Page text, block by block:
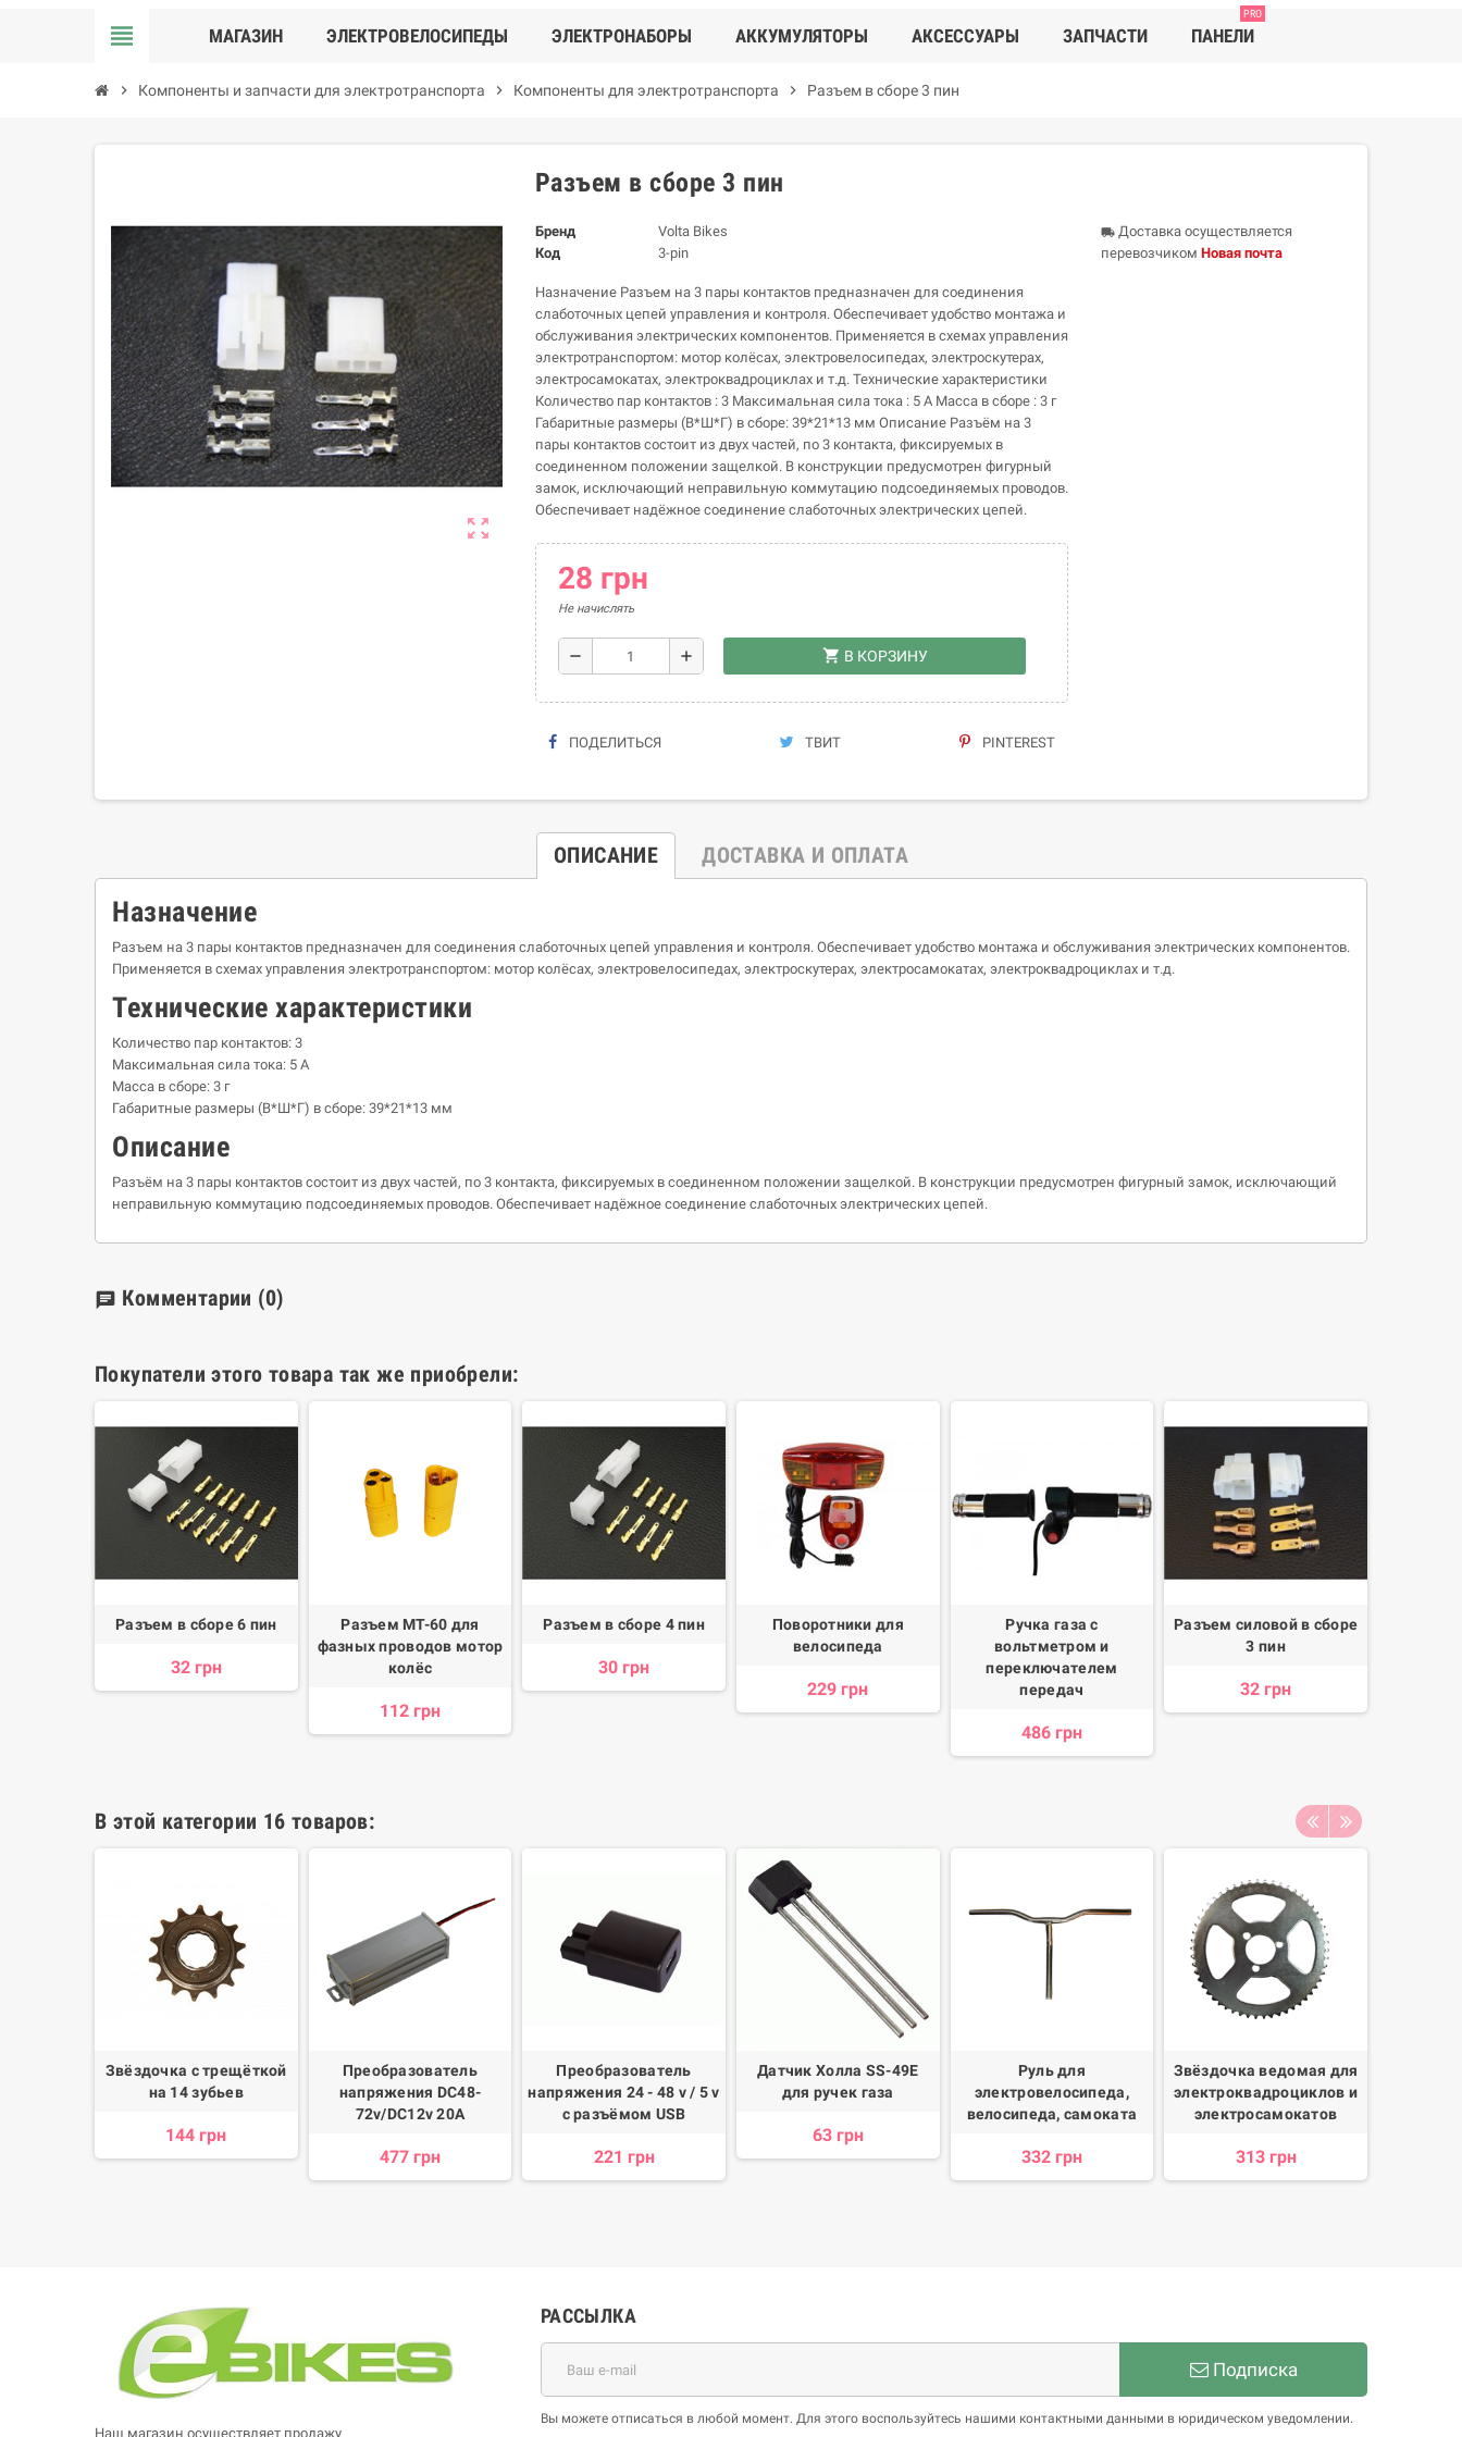
view_headline МАГАЗИН ЭЛЕКТРОВЕЛОСИПЕДЫ ЭЛЕКТРОНАБОРЫ АККУМУЛЯТОРЫ АКСЕССУАРЫ ЗАПЧАСТИ ПАНЕЛИ
PRO
chevron_right Компоненты и запчасти для электротранспорта chevron_right Компоненты для электротранспорта chevron_right Разъем в сборе 3 пин
zoom_out_map
Разъем в сборе 3 пин
Бренд
Volta Bikes
Код
3-pin
Назначение Разъем на 3 пары контактов предназначен для соединения
слаботочных цепей управления и контроля. Обеспечивает удобство монтажа и
обслуживания электрических компонентов. Применяется в схемах управления
электротранспортом: мотор колёсах, электровелосипедах, электроскутерах,
электросамокатах, электроквадроциклах и т.д. Технические характеристики
Количество пар контактов : 3 Максимальная сила тока : 5 А Масса в сборе : 3 г
Габаритные размеры (В*Ш*Г) в сборе: 39*21*13 мм Описание Разъём на 3
пары контактов состоит из двух частей, по 3 контакта, фиксируемых в
соединенном положении защелкой. В конструкции предусмотрен фигурный
замок, исключающий неправильную коммутацию подсоединяемых проводов.
Обеспечивает надёжное соединение слаботочных электрических цепей.
28 грн
Не начислять
remove add shopping_cart В КОРЗИНУ
ПОДЕЛИТЬСЯ ТВИТ PINTEREST
local_shippingДоставка осуществляется
перевозчиком Новая почта
ОПИСАНИЕ ДОСТАВКА И ОПЛАТА
Назначение
Разъем на 3 пары контактов предназначен для соединения слаботочных цепей управления и контроля. Обеспечивает удобство монтажа и обслуживания электрических компонентов.
Применяется в схемах управления электротранспортом: мотор колёсах, электровелосипедах, электроскутерах, электросамокатах, электроквадроциклах и т.д.
Технические характеристики
Количество пар контактов: 3
Максимальная сила тока: 5 А
Масса в сборе: 3 г
Габаритные размеры (В*Ш*Г) в сборе: 39*21*13 мм
Описание
Разъём на 3 пары контактов состоит из двух частей, по 3 контакта, фиксируемых в соединенном положении защелкой. В конструкции предусмотрен фигурный замок, исключающий
неправильную коммутацию подсоединяемых проводов. Обеспечивает надёжное соединение слаботочных электрических цепей.
chat Комментарии (0)
Покупатели этого товара так же приобрели:
Разъем в сборе 6 пин
32 грн
Разъем MT-60 для
фазных проводов мотор
колёс
112 грн
Разъем в сборе 4 пин
30 грн
Поворотники для
велосипеда
229 грн
Ручка газа с
вольтметром и
переключателем
передач
486 грн
Разъем силовой в сборе
3 пин
32 грн
В этой категории 16 товаров:
Звёздочка с трещёткой
на 14 зубьев
144 грн
Преобразователь
напряжения DC48-
72v/DC12v 20A
477 грн
Преобразователь
напряжения 24 - 48 v / 5 v
с разъёмом USB
221 грн
Датчик Холла SS-49E
для ручек газа
63 грн
Руль для
электровелосипеда,
велосипеда, самоката
332 грн
Звёздочка ведомая для
электроквадроциклов и
электросамокатов
313 грн
Наш магазин осуществляет продажу
РАССЫЛКА
Подписка
Вы можете отписаться в любой момент. Для этого воспользуйтесь нашими контактными данными в юридическом уведомлении.